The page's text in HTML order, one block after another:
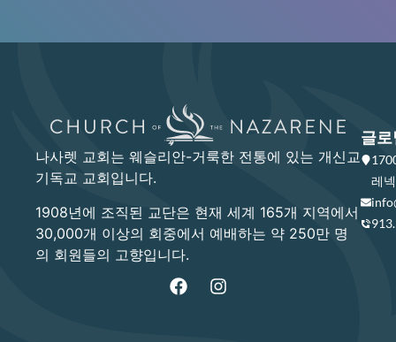
나사렛 교회는 웨슬리안-거룩한 전통에 있는 개신교
기독교 교회입니다.
1908년에 조직된 교단은 현재 세계 165개 지역에서
30,000개 이상의 회중에서 예배하는 약 250만 명
의 회원들의 고향입니다.
글로
레